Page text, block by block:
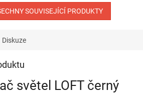
SOUVISEJÍCÍ PRODUKTY
Diskuze
světel LOFT černý